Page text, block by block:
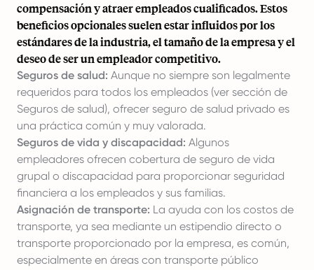
compensación y atraer empleados cualificados. Estos
beneficios opcionales suelen estar influidos por los
estándares de la industria, el tamaño de la empresa y el
deseo de ser un empleador competitivo.
Seguros de salud: Aunque no siempre son legalmente
requeridos para todos los empleados (ver sección de
Seguros de salud), ofrecer seguro de salud privado es
una práctica común y muy valorada.
Seguros de vida y discapacidad: Algunos
empleadores ofrecen cobertura de seguro de vida
grupal o discapacidad para proporcionar seguridad
financiera a los empleados y sus familias.
Asignación de transporte: La ayuda con los costos de
transporte, ya sea mediante un estipendio directo o
transporte proporcionado por la empresa, es común,
especialmente en áreas con transporte público